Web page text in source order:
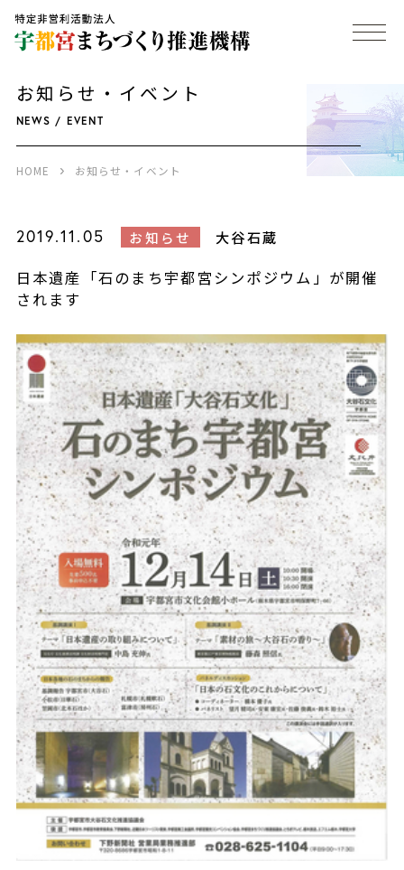
お知らせ・イベント
NEWS / EVENT
HOME お知らせ・イベント
2019.11.05 お知らせ 大谷石蔵
日本遺産「石のまち宇都宮シンポジウム」が開催
されます